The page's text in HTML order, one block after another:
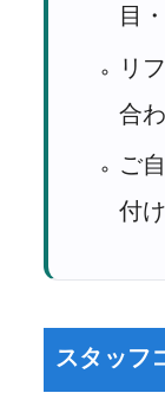
目
リ
合
ご
付
スタッフ